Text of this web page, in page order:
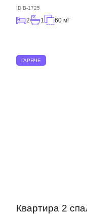
ID B-1725
2 1 60 м²
ГАРЯЧЕ
Квартира 2